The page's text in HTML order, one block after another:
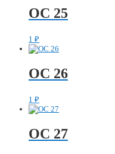
ОС 25
1 ₽
ОС 26
1 ₽
ОС 27